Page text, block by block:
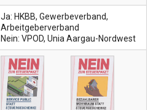
Ja: HKBB, Gewerbeverband,
Arbeitgeberverband
Nein: VPOD, Unia Aargau-Nordwest